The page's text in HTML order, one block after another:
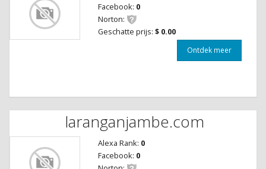
Facebook: 0
Norton:
Geschatte prijs: $ 0.00
Ontdek meer
laranganjambe.com
Alexa Rank: 0
Facebook: 0